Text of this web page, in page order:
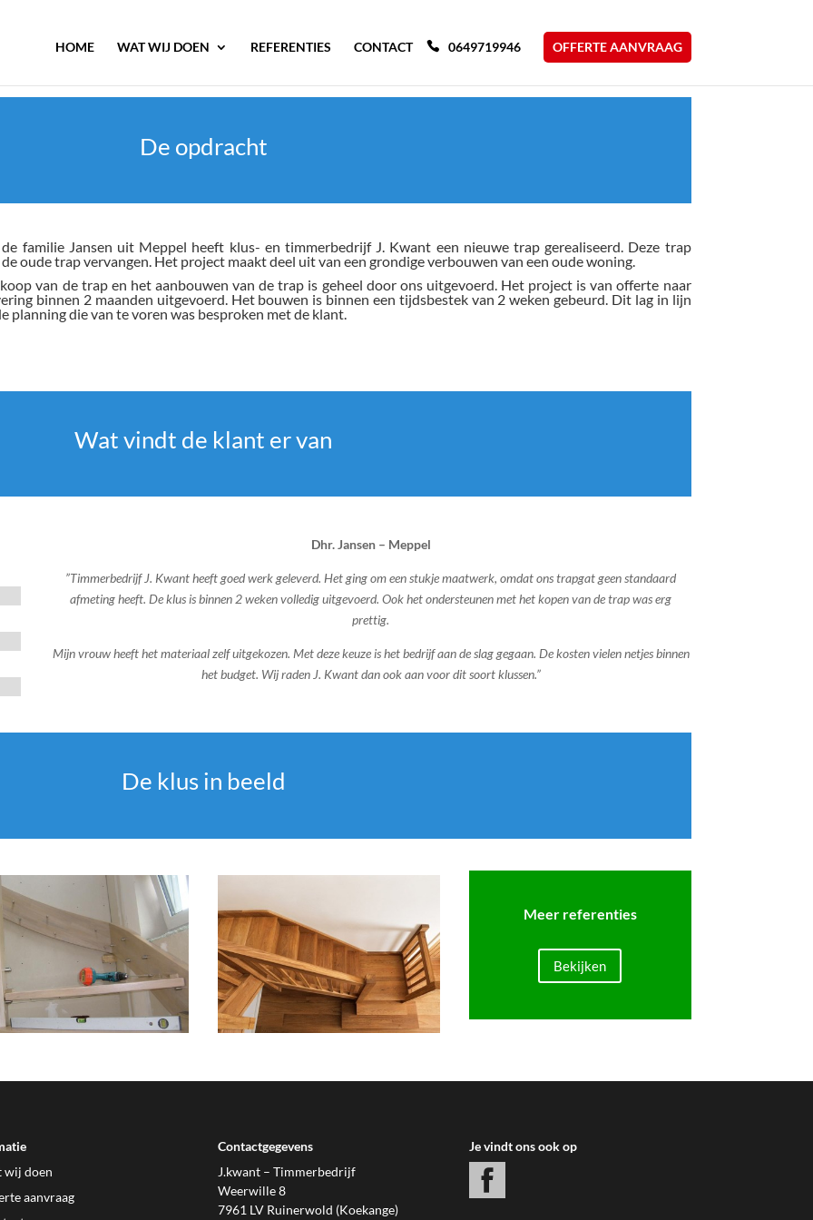
HOME WAT WIJ DOEN REFERENTIES CONTACT 0649719946 OFFERTE AANVRAAG
De opdracht
familie Jansen uit Meppel heeft klus- en timmerbedrijf J. Kwant een nieuwe trap gerealiseerd. Deze trap
oude trap vervangen. Het project maakt deel uit van een grondige verbouwen van een oude woning.
van de trap en het aanbouwen van de trap is geheel door ons uitgevoerd. Het project is van offerte naar
binnen 2 maanden uitgevoerd. Het bouwen is binnen een tijdsbestek van 2 weken gebeurd. Dit lag in lijn
planning die van te voren was besproken met de klant.
Wat vindt de klant er van
Dhr. Jansen – Meppel
”Timmerbedrijf J. Kwant heeft goed werk geleverd. Het ging om een stukje maatwerk, omdat ons trapgat geen standaard
afmeting heeft. De klus is binnen 2 weken volledig uitgevoerd. Ook het ondersteunen met het kopen van de trap was erg
prettig.
Mijn vrouw heeft het materiaal zelf uitgekozen. Met deze keuze is het bedrijf aan de slag gegaan. De kosten vielen netjes binnen
het budget. Wij raden J. Kwant dan ook aan voor dit soort klussen.”
De klus in beeld
Meer referenties
Bekijken
wij doen
aanvraag
Contactgegevens
J.kwant – Timmerbedrijf
Weerwille 8
7961 LV Ruinerwold (Koekange)
Je vindt ons ook op